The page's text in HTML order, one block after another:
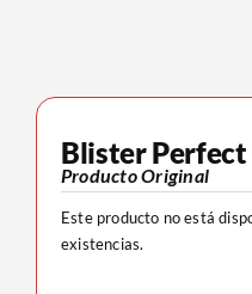
Blister
Producto Original
Este producto no está
existencias.